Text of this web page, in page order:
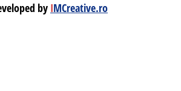
by IMCreative.ro